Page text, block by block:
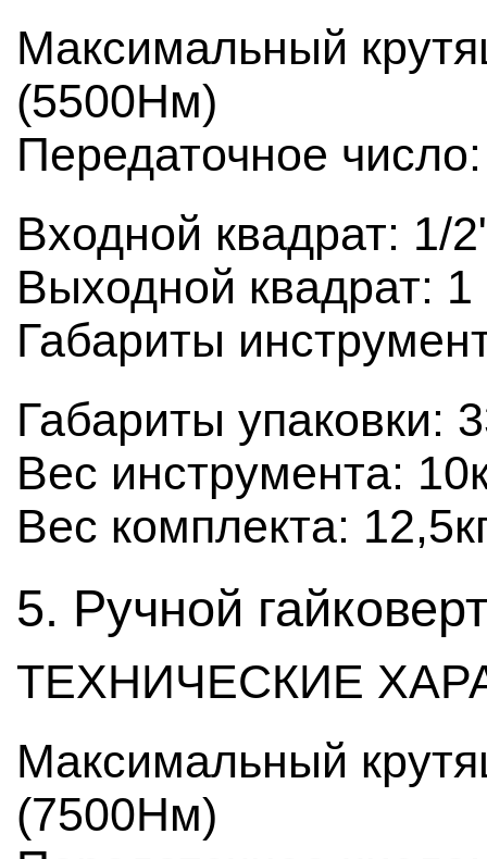
Максимальный
(5500Нм)
Передаточное
Входной квадрат: 1/
Выходной квадрат:
Габариты
Габариты упаковки:
Вес инструмента:
Вес комплекта:
5. Ручной
ТЕХНИЧЕСКИЕ
Максимальный
(7500Нм)